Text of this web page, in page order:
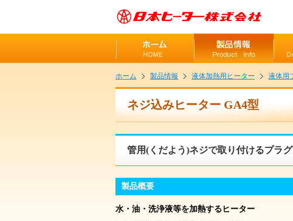
ホーム 製品情報 液体加熱用ヒーター 液体用
ネジ込みヒーター GA4型
管用(くだよう)ネジで取り付けるプラ
製品概要
水・油・洗浄液等を加熱するヒーター